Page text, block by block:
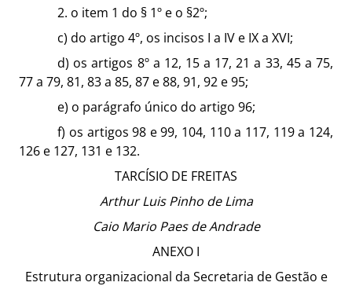
2. o item 1 do § 1º e o §2º;
c) do artigo 4º, os incisos I a IV e IX a XVI;
d) os artigos 8º a 12, 15 a 17, 21 a 33, 45 a 75,
77 a 79, 81, 83 a 85, 87 e 88, 91, 92 e 95;
e) o parágrafo único do artigo 96;
f) os artigos 98 e 99, 104, 110 a 117, 119 a 124,
126 e 127, 131 e 132.
TARCÍSIO DE FREITAS
Arthur Luis Pinho de Lima
Caio Mario Paes de Andrade
ANEXO I
Estrutura organizacional da Secretaria de Gestão e